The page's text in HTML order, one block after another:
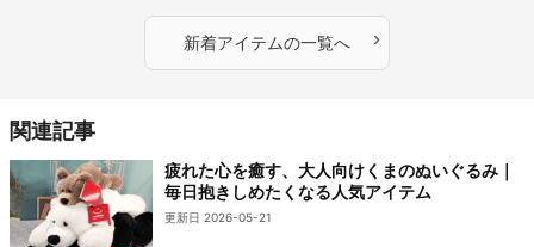
新着アイテムの一覧へ ›
関連記事
疲れた心を癒す、大人向けくまのぬいぐるみ｜
毎日抱きしめたくなる人気アイテム
更新日 2026-05-21